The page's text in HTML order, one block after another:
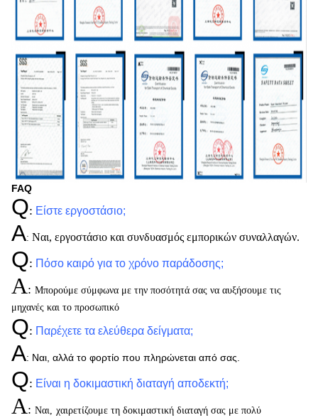
FAQ
Q: Είστε εργοστάσιο;
Α: Ναι, εργοστάσιο και συνδυασμός εμπορικών συναλλαγών.
Q: Πόσο καιρό για το χρόνο παράδοσης;
Α: Μπορούμε σύμφωνα με την ποσότητά σας να αυξήσουμε τις
μηχανές και το προσωπικό
Q: Παρέχετε τα ελεύθερα δείγματα;
Α: Ναι, αλλά το φορτίο που πληρώνεται από σας.
Q: Είναι η δοκιμαστική διαταγή αποδεκτή;
Α: Ναι, χαιρετίζουμε τη δοκιμαστική διαταγή σας με πολύ